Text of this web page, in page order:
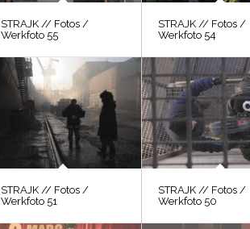
STRAJK // Fotos /
Werkfoto 55
STRAJK // Fotos /
Werkfoto 54
STRAJK // Fotos /
Werkfoto 51
STRAJK // Fotos /
Werkfoto 50